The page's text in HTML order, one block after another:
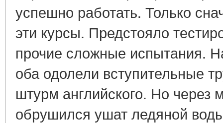
успешно работать. Только
эти курсы. Предстояло
прочие сложные испытания.
оба одолели вступительные
штурм английского. Но через
обрушился ушат ледяной